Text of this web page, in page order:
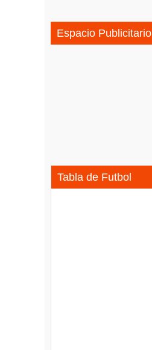
Espacio Publicitario
Tabla de Futbol